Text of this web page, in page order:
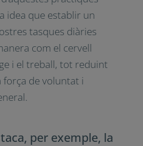
en l’àmbit
són
de la vida
la importància
per assolir
d’aquestes
per a les nostres